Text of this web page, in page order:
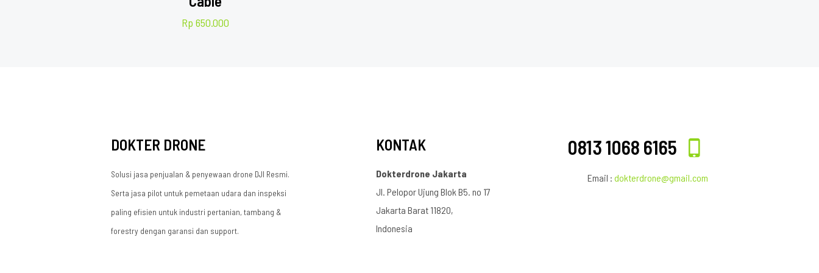
Rp 650.000
DOKTER DRONE
Solusi jasa penjualan & penyewaan drone DJI Resmi.
Serta jasa pilot untuk pemetaan udara dan inspeksi
paling efisien untuk industri pertanian, tambang &
forestry dengan garansi dan support.
KONTAK
Dokterdrone Jakarta
Jl. Pelopor Ujung Blok B5. no 17
Jakarta Barat 11820,
Indonesia
0813 1068 6165
Email : dokterdrone@gmail.com